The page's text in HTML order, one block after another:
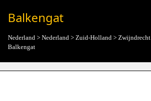
Balkengat
Nederland > Nederland > Zuid-Holland > Zwijndrecht
Balkengat